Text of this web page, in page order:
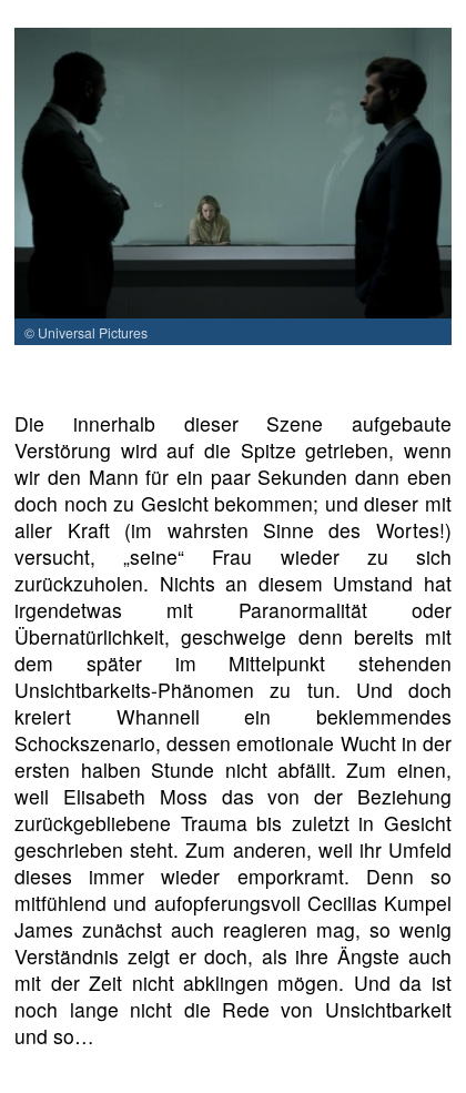
© Universal Pictures
Die innerhalb dieser Szene aufgebaute
Verstörung wird auf die Spitze getrieben, wenn
wir den Mann für ein paar Sekunden dann eben
doch noch zu Gesicht bekommen; und dieser mit
aller Kraft (im wahrsten Sinne des Wortes!)
versucht, „seine“ Frau wieder zu sich
zurückzuholen. Nichts an diesem Umstand hat
irgendetwas mit Paranormalität oder
Übernatürlichkeit, geschweige denn bereits mit
dem später im Mittelpunkt stehenden
Unsichtbarkeits-Phänomen zu tun. Und doch
kreiert Whannell ein beklemmendes
Schockszenario, dessen emotionale Wucht in der
ersten halben Stunde nicht abfällt. Zum einen,
weil Elisabeth Moss das von der Beziehung
zurückgebliebene Trauma bis zuletzt in Gesicht
geschrieben steht. Zum anderen, weil ihr Umfeld
dieses immer wieder emporkramt. Denn so
mitfühlend und aufopferungsvoll Cecilias Kumpel
James zunächst auch reagieren mag, so wenig
Verständnis zeigt er doch, als ihre Ängste auch
mit der Zeit nicht abklingen mögen. Und da ist
noch lange nicht die Rede von Unsichtbarkeit
und so…